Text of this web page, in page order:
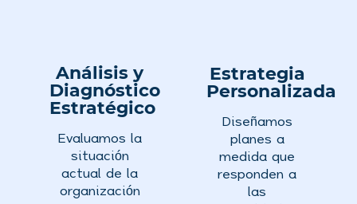
Análisis y
Diagnóstico
Estratégico
Evaluamos la
situación
actual de la
organización
Estrategia
Personalizada
Diseñamos
planes a
medida que
responden a
las